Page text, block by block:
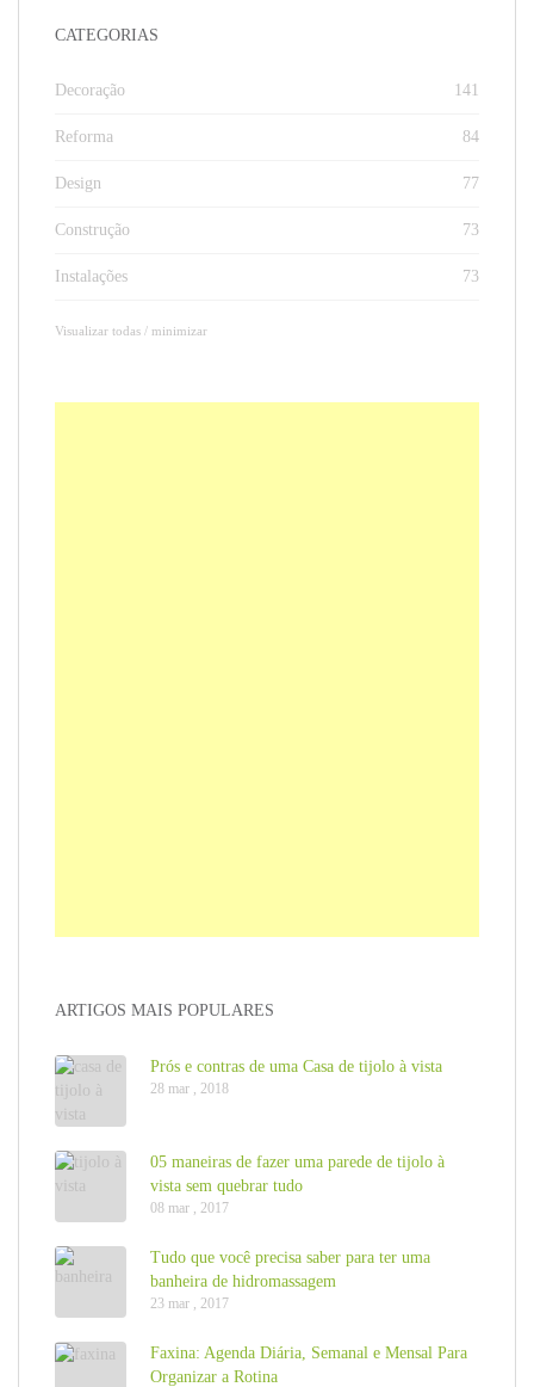
CATEGORIAS
Decoração 141
Reforma 84
Design 77
Construção 73
Instalações 73
Visualizar todas / minimizar
ARTIGOS MAIS POPULARES
Prós e contras de uma Casa de tijolo à vista
28 mar , 2018
05 maneiras de fazer uma parede de tijolo à
vista sem quebrar tudo
08 mar , 2017
Tudo que você precisa saber para ter uma
banheira de hidromassagem
23 mar , 2017
Faxina: Agenda Diária, Semanal e Mensal Para
Organizar a Rotina